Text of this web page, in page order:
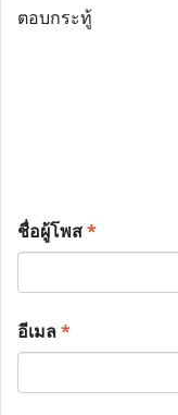
ตอบกระทู้
ชื่อผู้โพส*
อีเมล*